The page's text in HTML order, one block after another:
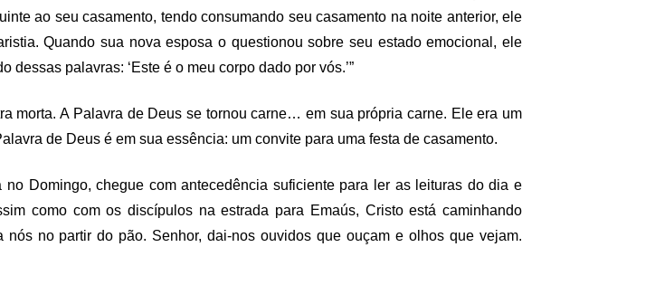
ao seu casamento, tendo consumando seu casamento na noite anterior, ele
Quando sua nova esposa o questionou sobre seu estado emocional, ele
palavras: ‘Este é o meu corpo dado por vós.’”
morta. A Palavra de Deus se tornou carne… em sua própria carne. Ele era um
de Deus é em sua essência: um convite para uma festa de casamento.
Domingo, chegue com antecedência suficiente para ler as leituras do dia e
como com os discípulos na estrada para Emaús, Cristo está caminhando
no partir do pão. Senhor, dai-nos ouvidos que ouçam e olhos que vejam.